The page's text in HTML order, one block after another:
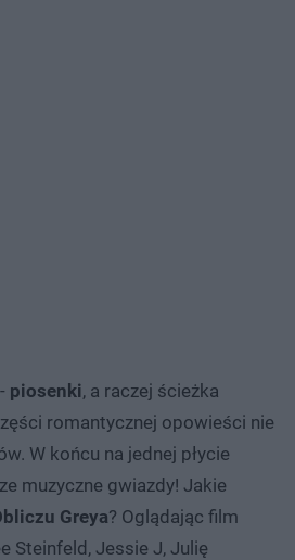
- piosenki, a raczej ścieżka
romantycznej opowieści nie
W końcu na jednej płycie
muzyczne gwiazdy! Jakie
Greya? Oglądając film
Steinfeld, Jessie J, Julię